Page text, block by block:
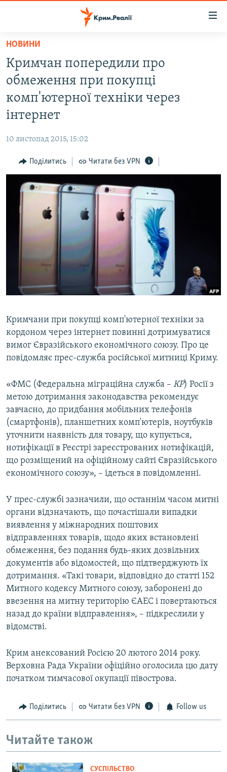
Перейти
основного
матеріалу
до
основної
Перейти
пошуку
ВОДА.КРИМ
ВІДЕО ТА ФОТО
ІНТЕРВ'Ю
ВСЕ ЗА ДЕНЬ
ДЕПОРТАЦІЯ
ВІДЕОУРОКИ «ELIFBE»
СВІДЧЕННЯ ОКУПАЦІЇ
УКРАЇНСЬКА ПРОБЛЕМА КРИМУ
ІНФОГРАФІКА
ЯК ОБІЙТИ БЛОКУВАННЯ
Qırımtatar
ДОЛУЧАЙСЯ!
Усі сайти RFE/RL
НОВИНИ
Кримчан попередили про
обмеження при покупці
комп'ютерної техніки через
інтернет
10 листопад 2015, 15:02
Поділитись Читати без VPN
Кримчани при покупці комп'ютерної техніки за
кордоном через інтернет повинні дотримуватися
вимог Євразійського економічного союзу. Про це
повідомляє прес-служба російської митниці Криму.
«ФМС (Федеральна міграційна служба – КР) Росії з
метою дотримання законодавства рекомендує
завчасно, до придбання мобільних телефонів
(смартфонів), планшетних комп'ютерів, ноутбуків
уточнити наявність для товару, що купується,
нотифікації в Реєстрі зареєстрованих нотифікацій,
що розміщений на офіційному сайті Євразійського
економічного союзу», – ідеться в повідомленні.
У прес-службі зазначили, що останнім часом митні
органи відзначають, що почастішали випадки
виявлення у міжнародних поштових
відправленнях товарів, щодо яких встановлені
обмеження, без подання будь-яких дозвільних
документів або відомостей, що підтверджують їх
дотримання. «Такі товари, відповідно до статті 152
Митного кодексу Митного союзу, заборонені до
ввезення на митну територію ЄАЕС і повертаються
назад до країни відправлення», – підкреслили у
відомстві.
Крим анексований Росією 20 лютого 2014 року.
Верховна Рада України офіційно оголосила цю дату
початком тимчасової окупації півострова.
Поділитись Читати без VPN Follow us
Читайте також
СУСПІЛЬСТВО